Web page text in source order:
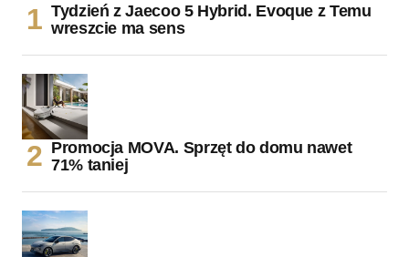
Tydzień z Jaecoo 5 Hybrid. Evoque z Temu
wreszcie ma sens
Promocja MOVA. Sprzęt do domu nawet
71% taniej